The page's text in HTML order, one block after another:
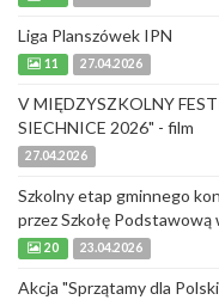
Liga Planszówek IPN
11 27.04.2026
V MIĘDZYSZKOLNY
SIECHNICE 2026" - film
27.04.2026
Szkolny etap gminnego
przez Szkołę
20 23.04.2026
Akcja "Sprzątamy dla